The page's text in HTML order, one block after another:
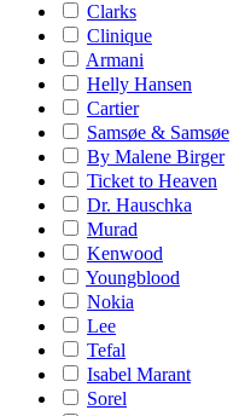
Clarks
Clinique
Armani
Helly Hansen
Cartier
Samsøe & Samsøe
By Malene Birger
Ticket to Heaven
Dr. Hauschka
Murad
Kenwood
Youngblood
Nokia
Lee
Tefal
Isabel Marant
Sorel